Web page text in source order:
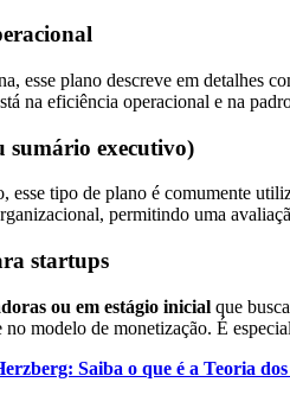
esse plano descreve em detalhes
na eficiência operacional e na
executivo)
esse tipo de plano é comumente
permitindo uma
startups
ou em estágio inicial que
no modelo de monetização. É
Saiba o que é a Teoria